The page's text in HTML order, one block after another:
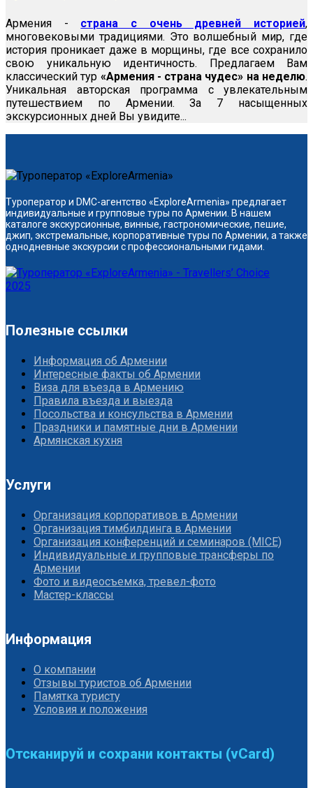
Армения - страна с очень древней историей,
многовековыми традициями. Это волшебный мир, где
история проникает даже в морщины, где все сохранило
свою уникальную идентичность. Предлагаем Вам
классический тур «Армения - страна чудес» на неделю.
Уникальная авторская программа с увлекательным
путешествием по Армении. За 7 насыщенных
экскурсионных дней Вы увидите...
Туроператор и DMC-агентство «ExploreArmenia» предлагает
индивидуальные и групповые туры по Армении. В нашем
каталоге экскурсионные, винные, гастрономические, пешие,
джип, экстремальные, корпоративные туры по Армении, а также
однодневные экскурсии с профессиональными гидами.
Полезные ссылки
Информация об Армении
Интересные факты об Армении
Виза для въезда в Армению
Правила въезда и выезда
Посольства и консульства в Армении
Праздники и памятные дни в Армении
Армянская кухня
Услуги
Организация корпоративов в Армении
Организация тимбилдинга в Армении
Организация конференций и семинаров (MICE)
Индивидуальные и групповые трансферы по
Армении
Фото и видеосъемка, тревел-фото
Мастер-классы
Информация
О компании
Отзывы туристов об Армении
Памятка туристу
Условия и положения
Отсканируй и сохрани контакты (vCard)